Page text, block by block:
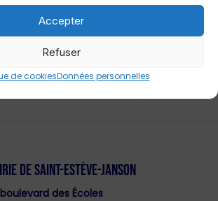
Accepter
Refuser
de cookiesDonnées personnelles
DE SAINT-ESTÈVE-JANSON
des Écoles